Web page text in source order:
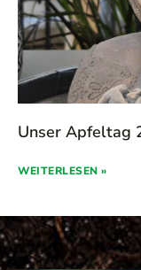
Unser Apfeltag
WEITERLESEN »